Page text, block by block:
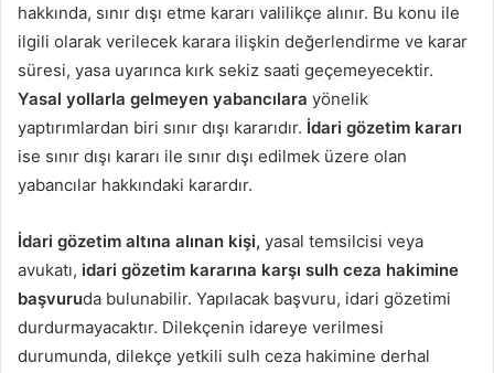
hakkında, sınır dışı etme kararı valilikçe alınır. Bu konu ile
ilgili olarak verilecek karara ilişkin değerlendirme ve karar
süresi, yasa uyarınca kırk sekiz saati geçemeyecektir.
Yasal yollarla gelmeyen yabancılara yönelik
yaptırımlardan biri sınır dışı kararıdır. İdari gözetim kararı
ise sınır dışı kararı ile sınır dışı edilmek üzere olan
yabancılar hakkındaki karardır.
İdari gözetim altına alınan kişi, yasal temsilcisi veya
avukatı, idari gözetim kararına karşı sulh ceza hakimine
başvuruda bulunabilir. Yapılacak başvuru, idari gözetimi
durdurmayacaktır. Dilekçenin idareye verilmesi
durumunda, dilekçe yetkili sulh ceza hakimine derhal